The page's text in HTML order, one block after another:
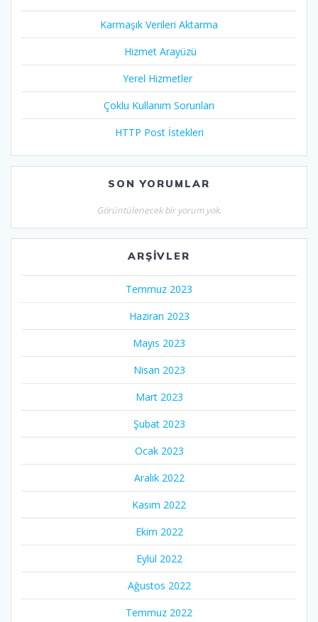
Karmaşık Verileri Aktarma
Hizmet Arayüzü
Yerel Hizmetler
Çoklu Kullanım Sorunları
HTTP Post İstekleri
SON YORUMLAR
Görüntülenecek bir yorum yok.
ARŞIVLER
Temmuz 2023
Haziran 2023
Mayıs 2023
Nisan 2023
Mart 2023
Şubat 2023
Ocak 2023
Aralık 2022
Kasım 2022
Ekim 2022
Eylül 2022
Ağustos 2022
Temmuz 2022